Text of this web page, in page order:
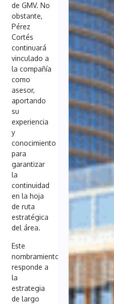
de GMV. No
obstante,
Pérez
Cortés
continuará
vinculado a
la compañía
como
asesor,
aportando
su
experiencia
y
conocimiento
para
garantizar
la
continuidad
en la hoja
de ruta
estratégica
del área.
Este
nombramiento
responde a
la
estrategia
de largo